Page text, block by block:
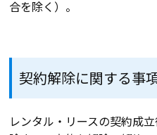
合を除く）。
契約解除に関する事
レンタル・リースの契約成